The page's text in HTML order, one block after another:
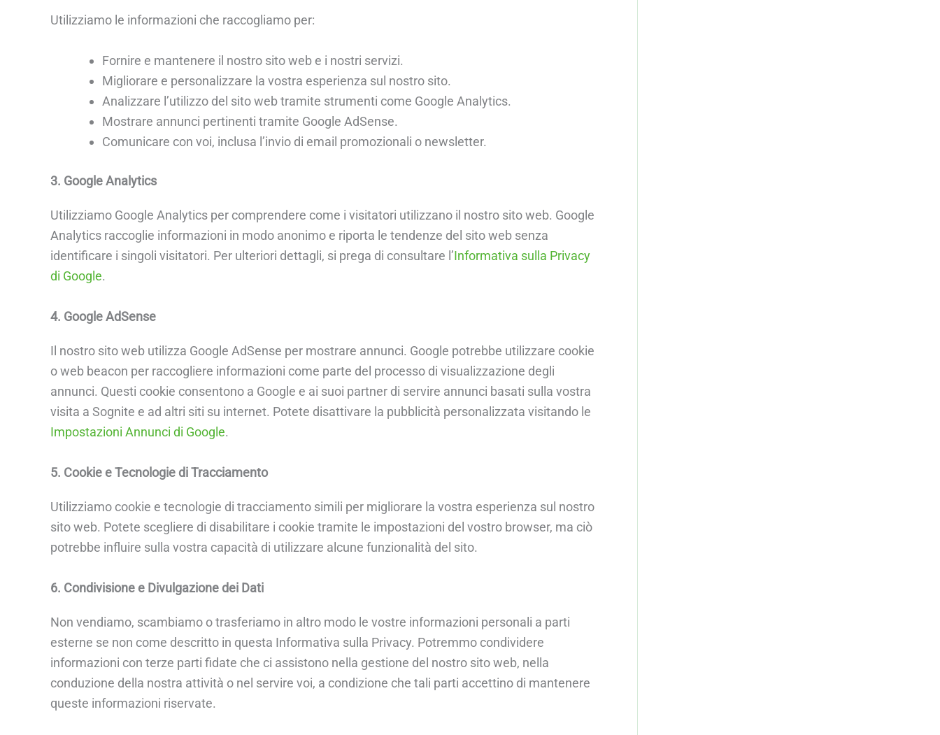
Utilizziamo le informazioni che raccogliamo per:
Fornire e mantenere il nostro sito web e i nostri servizi.
Migliorare e personalizzare la vostra esperienza sul nostro sito.
Analizzare l’utilizzo del sito web tramite strumenti come Google Analytics.
Mostrare annunci pertinenti tramite Google AdSense.
Comunicare con voi, inclusa l’invio di email promozionali o newsletter.
3. Google Analytics
Utilizziamo Google Analytics per comprendere come i visitatori utilizzano il nostro sito web. Google
Analytics raccoglie informazioni in modo anonimo e riporta le tendenze del sito web senza
identificare i singoli visitatori. Per ulteriori dettagli, si prega di consultare l’Informativa sulla Privacy
di Google.
4. Google AdSense
Il nostro sito web utilizza Google AdSense per mostrare annunci. Google potrebbe utilizzare cookie
o web beacon per raccogliere informazioni come parte del processo di visualizzazione degli
annunci. Questi cookie consentono a Google e ai suoi partner di servire annunci basati sulla vostra
visita a Sognite e ad altri siti su internet. Potete disattivare la pubblicità personalizzata visitando le
Impostazioni Annunci di Google.
5. Cookie e Tecnologie di Tracciamento
Utilizziamo cookie e tecnologie di tracciamento simili per migliorare la vostra esperienza sul nostro
sito web. Potete scegliere di disabilitare i cookie tramite le impostazioni del vostro browser, ma ciò
potrebbe influire sulla vostra capacità di utilizzare alcune funzionalità del sito.
6. Condivisione e Divulgazione dei Dati
Non vendiamo, scambiamo o trasferiamo in altro modo le vostre informazioni personali a parti
esterne se non come descritto in questa Informativa sulla Privacy. Potremmo condividere
informazioni con terze parti fidate che ci assistono nella gestione del nostro sito web, nella
conduzione della nostra attività o nel servire voi, a condizione che tali parti accettino di mantenere
queste informazioni riservate.